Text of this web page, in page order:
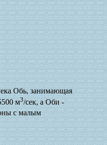
Обь, занимающая
м3/сек, а Оби -
с малым